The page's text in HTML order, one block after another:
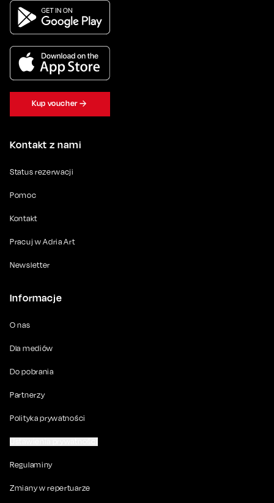
Kontakt z nami
Status rezerwacji
Pomoc
Kontakt
Pracuj w Adria Art
Newsletter
Informacje
O nas
Dla mediów
Do pobrania
Partnerzy
Polityka prywatności
Regulaminy
Zmiany w repertuarze
Kup voucher